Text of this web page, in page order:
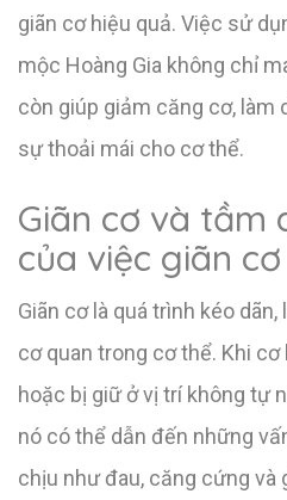
giãn cơ hiệu quả. Việc sử
mộc Hoàng Gia không chỉ
còn giúp giảm căng cơ, làm
sự thoải mái cho cơ thể.
Giãn cơ và tầm
của việc giãn cơ
Giãn cơ là quá trình kéo
cơ quan trong cơ thể. Khi
hoặc bị giữ ở vị trí không tự
nó có thể dẫn đến những
chịu như đau, căng cứng và